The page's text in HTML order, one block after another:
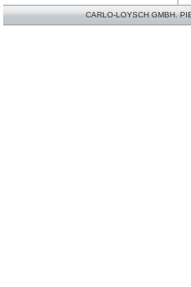
CARLO-LOYSCH GMBH.